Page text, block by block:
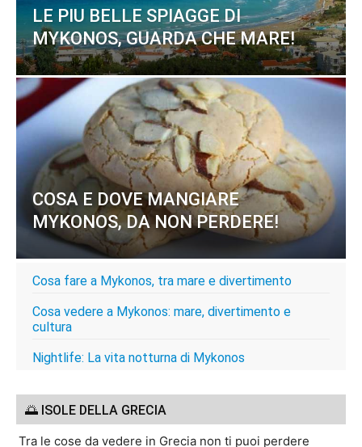
LE PIU BELLE SPIAGGE DI
MYKONOS, GUARDA CHE MARE!
COSA E DOVE MANGIARE
MYKONOS, DA NON PERDERE!
Cosa fare a Mykonos, tra mare e divertimento
Cosa vedere a Mykonos: mare, divertimento e
cultura
Nightlife: La vita notturna di Mykonos
🌅 ISOLE DELLA GRECIA
Tra le cose da vedere in Grecia non ti puoi perdere